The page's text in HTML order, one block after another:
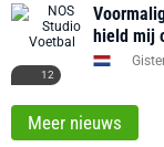
12
hield mij
Meer nieuws